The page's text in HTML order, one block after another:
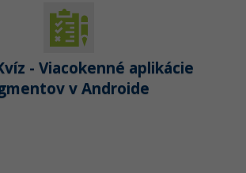
- Viacokenné aplikácie
v Androide